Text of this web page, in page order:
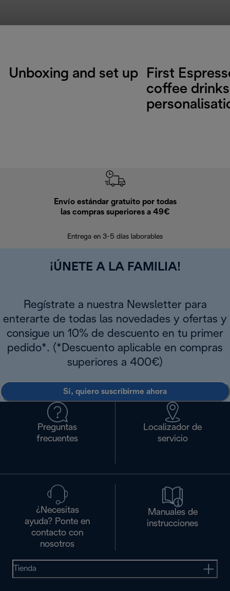
Unboxing and set up
First
coffee drinks
Envío estándar gratuito por todas
las compras superiores a 49€
Entrega en 3-5 días laborables
¡ÚNETE A LA FAMILIA!
Regístrate a nuestra Newsletter para
enterarte de todas las novedades y ofertas y
consigue un 10% de descuento en tu primer
pedido*. (*Descuento aplicable en compras
superiores a 400€)
Sí, quiero suscribirme ahora
Preguntas
frecuentes
Localizador de
servicio
¿Necesitas
ayuda? Ponte en
contacto con
nosotros
Manuales de
instrucciones
Tienda